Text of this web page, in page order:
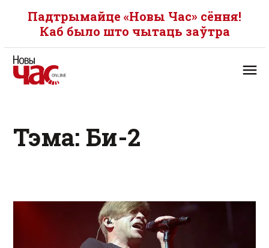
Падтрымайце «Новы Час» сёння!
Каб было што чытаць заўтра
Тэма: Би-2